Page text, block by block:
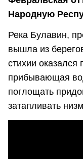
Народную
Река Булавин,
вышла из
стихии оказался
прибывающая
поглощать
затапливать